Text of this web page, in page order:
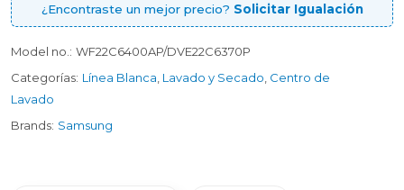
¿Encontraste un mejor precio? Solicitar Igualación
Model no.: WF22C6400AP/DVE22C6370P
Categorías: Línea Blanca Lavado y Secado Centro de
Lavado
Brands: Samsung